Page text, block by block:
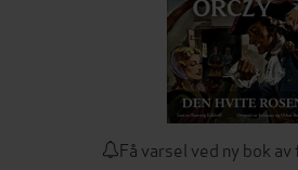
Få varsel ved ny bok